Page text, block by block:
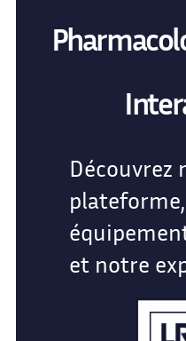
Découvrez
et notre